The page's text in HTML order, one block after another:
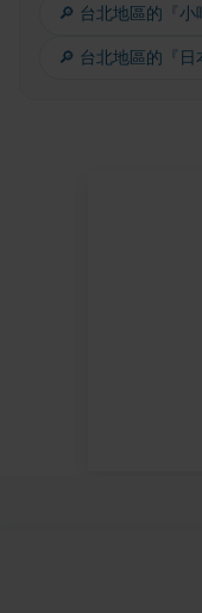
🔎 台北地區的『小
🔎 台北地區的『日